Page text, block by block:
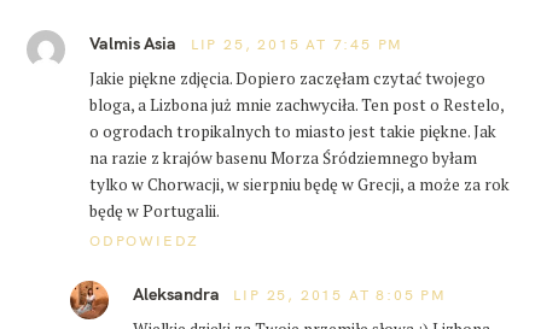
Valmis Asia LIP 25, 2015 AT 7:45 PM
Jakie piękne zdjęcia. Dopiero zaczęłam czytać twojego
bloga, a Lizbona już mnie zachwyciła. Ten post o Restelo,
o ogrodach tropikalnych to miasto jest takie piękne. Jak
na razie z krajów basenu Morza Śródziemnego byłam
tylko w Chorwacji, w sierpniu będę w Grecji, a może za rok
będę w Portugalii.
ODPOWIEDZ
Aleksandra LIP 25, 2015 AT 8:05 PM